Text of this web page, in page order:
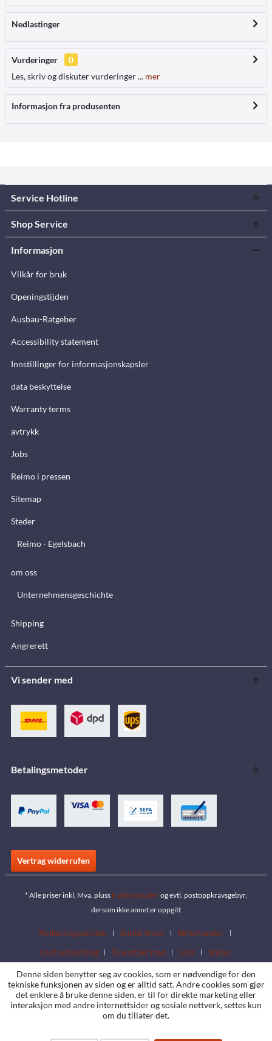
Nedlastinger
Vurderinger
0
Les, skriv og diskuter vurderinger ... mer
Informasjon fra produsenten
Service Hotline
Shop Service
Informasjon
Vilkår for bruk
Openingstijden
Ausbau-Ratgeber
Accessibility statement
Innstillinger for informasjonskapsler
data beskyttelse
Warranty terms
avtrykk
Jobs
Reimo i pressen
Sitemap
Steder
Reimo - Egelsbach
om oss
Unternehmensgeschichte
Shipping
Angrerett
Vi sender med
Betalingsmetoder
Vertrag widerrufen
* Alle priser inkl. Mva. plussfraktkostnaderog evtl. postoppkravsgebyr,
dersom ikke annet er oppgitt
Nedlastingsområde Butikk finner
Bli forhandler
Last ned katalog
Ta kontakt med Jobs Steder
Denne siden benytter seg av cookies, som er nødvendige for den
tekniske funksjonen av siden og er alltid satt. Andre cookies som gjør
det enklere å bruke denne siden, er til for direkte marketing eller
interaksjon med andre internettsider og sosiale nettverk, settes kun
om du tillater det.